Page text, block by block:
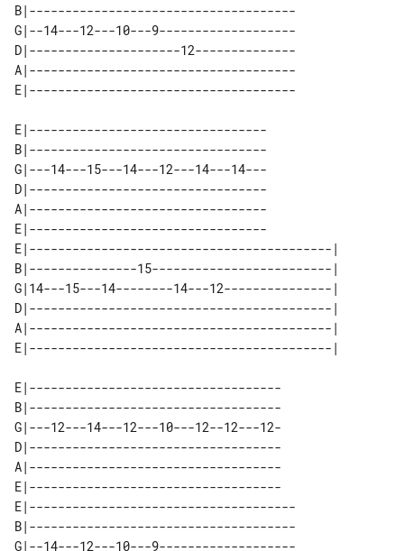
B|-------------------------------------
G|--14---12---10---9-------------------
D|---------------------12--------------
A|-------------------------------------
E|---------------------------------
B|---------------------------------
G|---14---15---14---12---14---14---
D|---------------------------------
A|---------------------------------
E|---------------------------------
E|------------------------------------------|
B|---------------15-------------------------|
G|14---15---14--------14---12---------------|
D|------------------------------------------|
A|------------------------------------------|
E|-----------------------------------
B|-----------------------------------
G|---12---14---12---10---12--12---12-
D|-----------------------------------
A|-----------------------------------
E|-----------------------------------
E|-------------------------------------
B|-------------------------------------
G|--14---12---10---9-------------------